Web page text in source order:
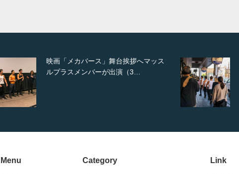
【TV】NHK BS「COOL JAPAN 」に
てマッスルプ…
Menu Category Link